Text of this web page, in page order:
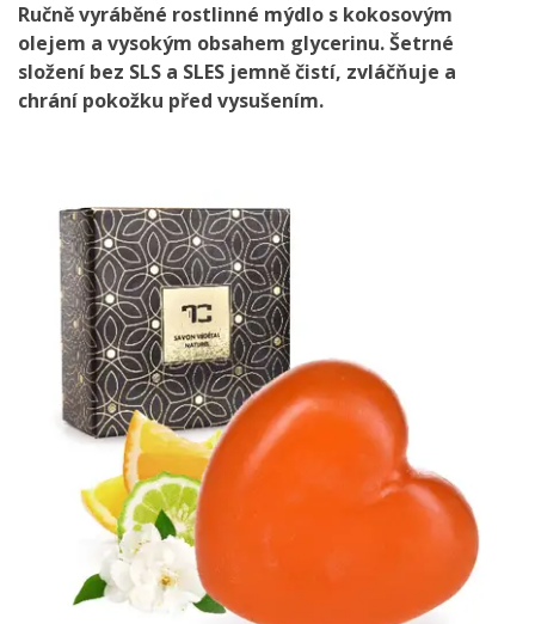
Ručně vyráběné rostlinné mýdlo s kokosovým
olejem a vysokým obsahem glycerinu. Šetrné
složení bez SLS a SLES jemně čistí, zvláčňuje a
chrání pokožku před vysušením.